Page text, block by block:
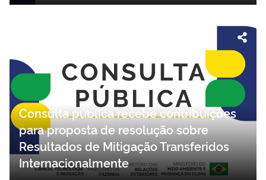
Consulta pública recebe contribuições
para proposta de resolução sobre
Resultados de Mitigação Transferidos
Internacionalmente